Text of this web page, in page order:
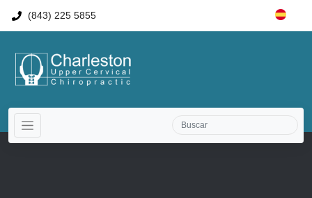
(843) 225 5855